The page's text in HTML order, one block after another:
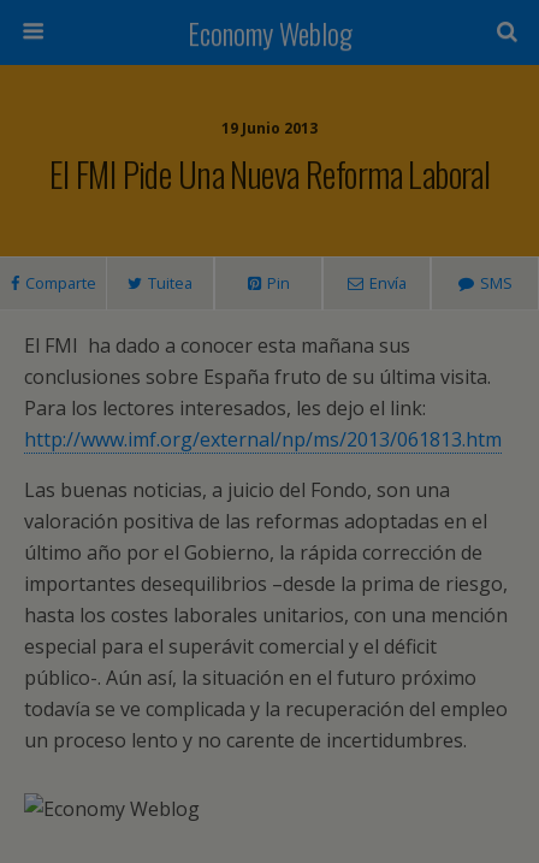
Economy Weblog
19 Junio 2013
El FMI Pide Una Nueva Reforma Laboral
Comparte Tuitea Pin Envía SMS
El FMI ha dado a conocer esta mañana sus
conclusiones sobre España fruto de su última visita.
Para los lectores interesados, les dejo el link:
http://www.imf.org/external/np/ms/2013/061813.htm
Las buenas noticias, a juicio del Fondo, son una
valoración positiva de las reformas adoptadas en el
último año por el Gobierno, la rápida corrección de
importantes desequilibrios –desde la prima de riesgo,
hasta los costes laborales unitarios, con una mención
especial para el superávit comercial y el déficit
público-. Aún así, la situación en el futuro próximo
todavía se ve complicada y la recuperación del empleo
un proceso lento y no carente de incertidumbres.